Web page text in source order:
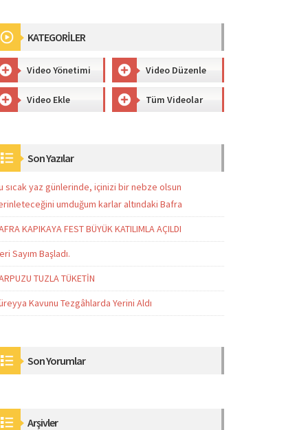
KATEGORİLER
Video Yönetimi Video Düzenle
Video Ekle Tüm Videolar
Son Yazılar
sıcak yaz günlerinde, içinizi bir nebze olsun
umduğum karlar altındaki Bafra
KAPIKAYA FEST BÜYÜK KATILIMLA AÇILDI
Sayım Başladı.
TUZLA TÜKETİN
Kavunu Tezgâhlarda Yerini Aldı
Son Yorumlar
Arşivler